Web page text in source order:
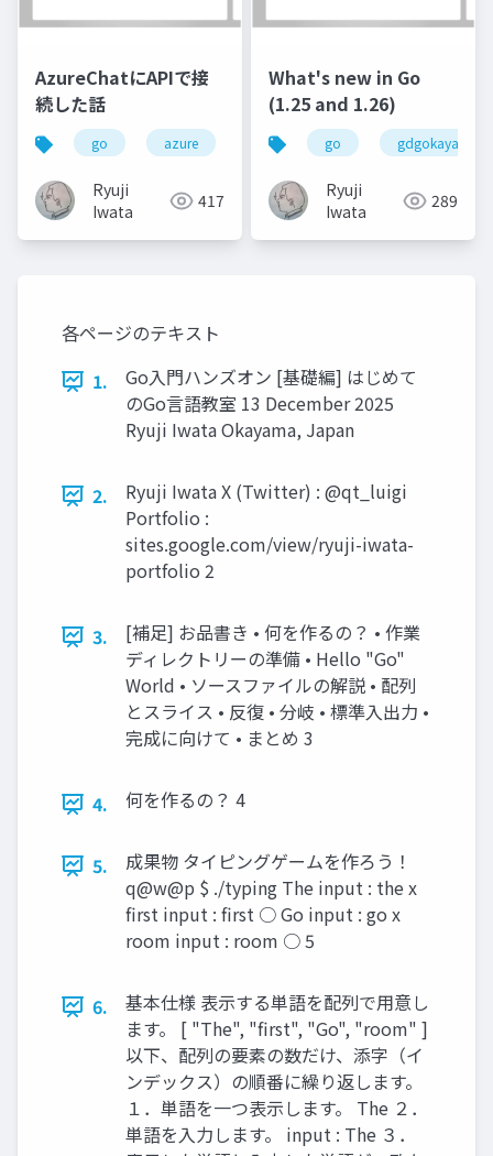
AzureChatにAPIで接
続した話
go azure python jazug
Ryuji
Iwata
417
What's new in Go
(1.25 and 1.26)
go gdgokayama
Ryuji
Iwata
289
各ページのテキスト
1.
Go入門ハンズオン [基礎編] はじめて
のGo言語教室 13 December 2025
Ryuji Iwata Okayama, Japan
2.
Ryuji Iwata X (Twitter) : @qt_luigi
Portfolio :
sites.google.com/view/ryuji-iwata-
portfolio 2
3.
[補足] お品書き • 何を作るの？ • 作業
ディレクトリーの準備 • Hello "Go"
World • ソースファイルの解説 • 配列
とスライス • 反復 • 分岐 • 標準入出力 •
完成に向けて • まとめ 3
4. 何を作るの？ 4
5.
成果物 タイピングゲームを作ろう！
q@w@p $ ./typing The input : the x
first input : first ○ Go input : go x
room input : room ○ 5
6.
基本仕様 表示する単語を配列で用意し
ます。 [ "The", "first", "Go", "room" ]
以下、配列の要素の数だけ、添字（イ
ンデックス）の順番に繰り返します。
１．単語を一つ表示します。 The ２．
単語を入力します。 input : The ３．